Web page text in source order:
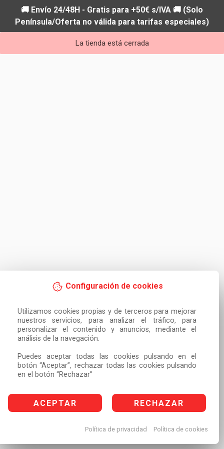
Configuración de cookies
Utilizamos cookies propias y de terceros para mejorar
nuestros servicios, para analizar el tráfico, para
personalizar el contenido y anuncios, mediante el
análisis de la navegación.
Puedes aceptar todas las cookies pulsando en el
botón “Aceptar”, rechazar todas las cookies pulsando
en el botón “Rechazar”
ACEPTAR RECHAZAR
Política de privacidad Política de cookies
🚚 Envío 24/48H - Gratis para +50€ s/IVA 🚚 (Solo
Península/Oferta no válida para tarifas especiales)
La tienda está cerrada